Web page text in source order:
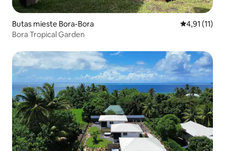
Butas mieste Bora-Bora Vidutinis
4,91 (11)
Bora Tropical Garden